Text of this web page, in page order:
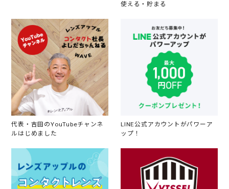
使える・貯まる
代表・吉田のYouTubeチャンネ
ルはじめました
LINE公式アカウントがパワーア
ップ！